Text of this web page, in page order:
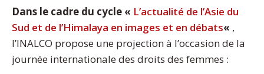
Dans le cadre du cycle « L’actualité de l’Asie du
Sud et de l’Himalaya en images et en débats« ,
l’INALCO propose une projection à l’occasion de la
journée internationale des droits des femmes :